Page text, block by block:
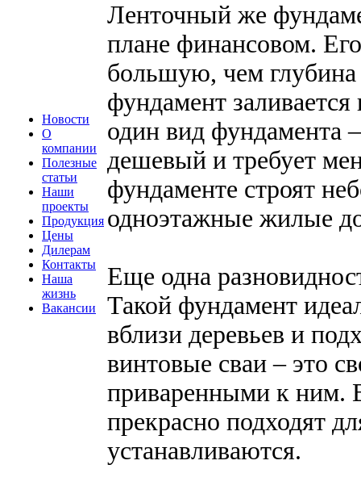
Новости
О
компании
Полезные
статьи
Наши
проекты
Продукция
Цены
Дилерам
Контакты
Наша
жизнь
Вакансии
Ленточный же
плане финансовом.
большую, чем
фундамент
один вид фундамента
дешевый и требует
фундаменте строят
одноэтажные жилые
Еще одна
Такой фундамент
вблизи деревьев и
винтовые сваи – это
приваренными к ним.
прекрасно подходят
устанавливаются.